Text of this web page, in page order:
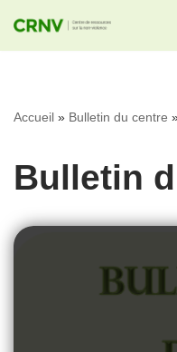
Aller
Accueil » Bulletin du centre
Bulletin